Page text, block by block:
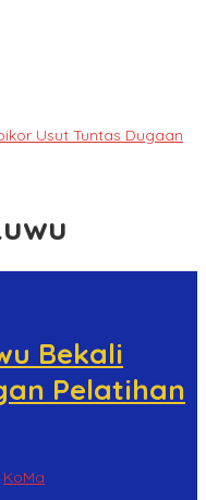
Usut Tuntas Dugaan
Bekali
Pelatihan
KoMa